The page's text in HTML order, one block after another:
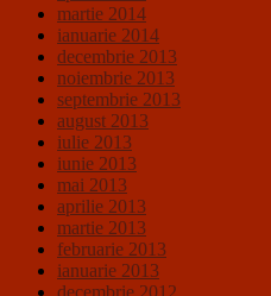
martie 2014
ianuarie 2014
decembrie 2013
noiembrie 2013
septembrie 2013
august 2013
iulie 2013
iunie 2013
mai 2013
aprilie 2013
martie 2013
februarie 2013
ianuarie 2013
decembrie 2012